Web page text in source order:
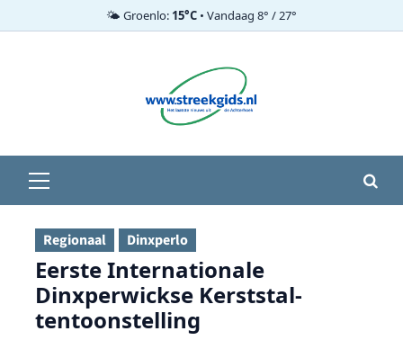
🌤️ Groenlo: 15°C • Vandaag 8° / 27°
menu
Regionaal Dinxperlo
Eerste Internationale
Dinxperwickse Kerststal-
tentoonstelling